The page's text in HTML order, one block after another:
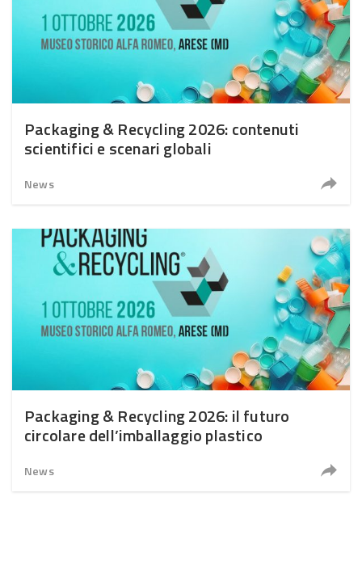
Packaging & Recycling 2026: contenuti
scientifici e scenari globali
News
Packaging & Recycling 2026: il futuro
circolare dell’imballaggio plastico
News